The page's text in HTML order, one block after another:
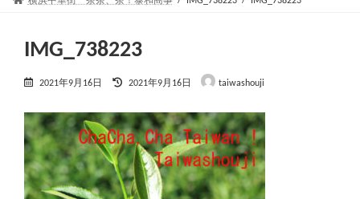
IMG_738223
2021年9月16日
最
新
日
時
:
2021年9月16日 taiwashouji